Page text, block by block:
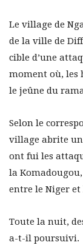
Le village de
de la ville de
cible d’une
moment où, les
le jeûne du
Selon le
village abrite un
ont fui les
la
entre le Niger et
Toute la nuit,
a-t-il poursuivi.